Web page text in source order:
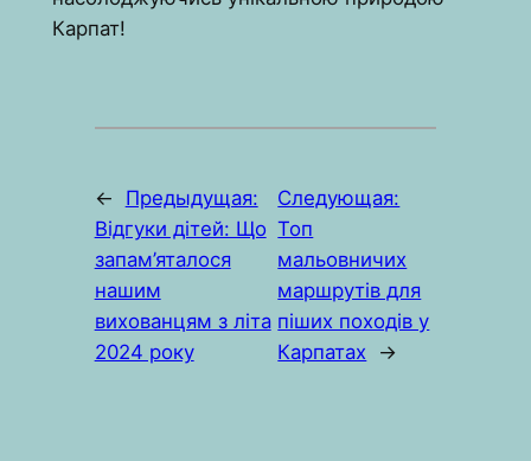
Карпат!
←
Предыдущая:
Відгуки дітей: Що
запам’яталося
нашим
вихованцям з літа
2024 року
Следующая:
Топ
мальовничих
маршрутів для
піших походів у
Карпатах
→